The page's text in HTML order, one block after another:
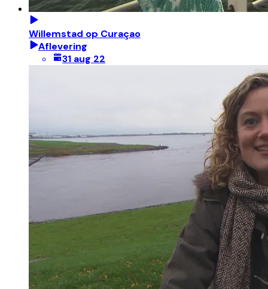
Willemstad op Curaçao
Aflevering
31 aug 22